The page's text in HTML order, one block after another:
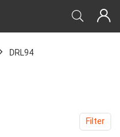
‎DRL94
Filter